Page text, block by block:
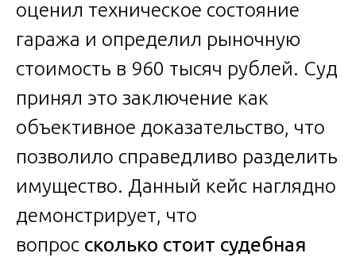
оценил техническое состояние
гаража и определил рыночную
стоимость в 960 тысяч рублей. Суд
принял это заключение как
объективное доказательство, что
позволило справедливо разделить
имущество. Данный кейс наглядно
демонстрирует, что
вопрос сколько стоит судебная